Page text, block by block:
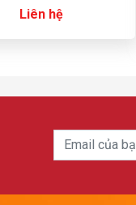
Liên hệ